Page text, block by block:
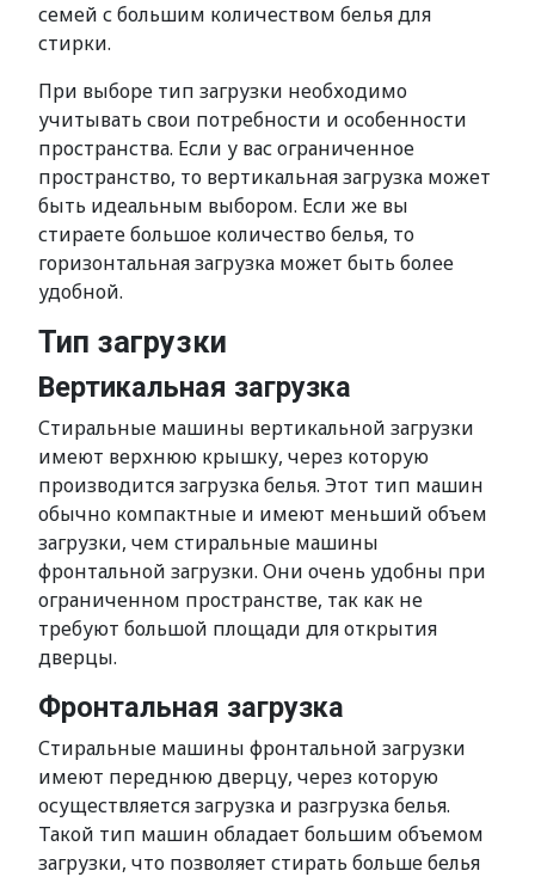
семей с большим количеством белья для
стирки.
При выборе тип загрузки необходимо
учитывать свои потребности и особенности
пространства. Если у вас ограниченное
пространство, то вертикальная загрузка может
быть идеальным выбором. Если же вы
стираете большое количество белья, то
горизонтальная загрузка может быть более
удобной.
Тип загрузки
Вертикальная загрузка
Стиральные машины вертикальной загрузки
имеют верхнюю крышку, через которую
производится загрузка белья. Этот тип машин
обычно компактные и имеют меньший объем
загрузки, чем стиральные машины
фронтальной загрузки. Они очень удобны при
ограниченном пространстве, так как не
требуют большой площади для открытия
дверцы.
Фронтальная загрузка
Стиральные машины фронтальной загрузки
имеют переднюю дверцу, через которую
осуществляется загрузка и разгрузка белья.
Такой тип машин обладает большим объемом
загрузки, что позволяет стирать больше белья